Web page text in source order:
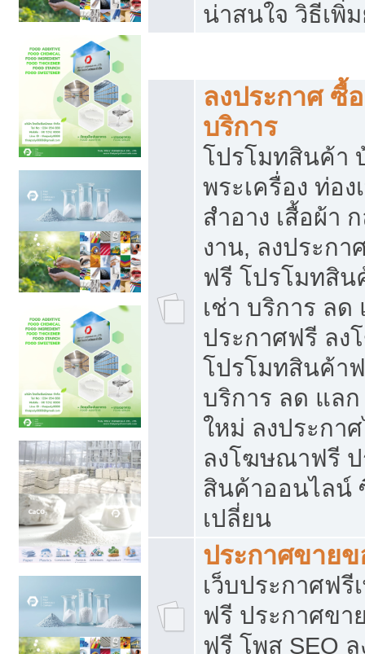
น่าสนใจ วิธีเพิ่
ลงประกาศ ซื้
บริการ
โปรโมทสินค้า
พระเครื่อง ท่อง
สำอาง เสื้อผ้า
งาน, ลงประก
ฟรี โปรโมทสิ
เช่า บริการ ลด
ประกาศฟรี ล
โปรโมทสินค้า
บริการ ลด แล
ใหม่ ลงประกา
ลงโฆษณาฟรี
สินค้าออนไลน์
เปลี่ยน
ประกาศขายข
เว็บประกาศฟรี
ฟรี ประกาศขา
ฟรี โพส SEO